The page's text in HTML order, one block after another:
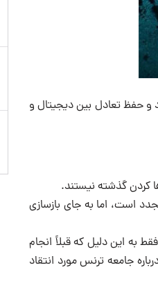
و حفظ تعادل بین دیجیتال و
کردن گذشته نیستند.
است، اما به جای بازسازی
به این دلیل که قبلاً انجام
جامعه ترنس مورد انتقاد